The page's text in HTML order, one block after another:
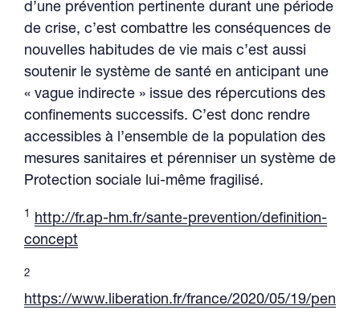
d’une prévention pertinente durant une période
de crise, c’est combattre les conséquences de
nouvelles habitudes de vie mais c’est aussi
soutenir le système de santé en anticipant une
« vague indirecte » issue des répercutions des
confinements successifs. C’est donc rendre
accessibles à l’ensemble de la population des
mesures sanitaires et pérenniser un système de
Protection sociale lui-même fragilisé.
1
http://fr.ap-hm.fr/sante-prevention/definition-
concept
2
https://www.liberation.fr/france/2020/05/19/pen